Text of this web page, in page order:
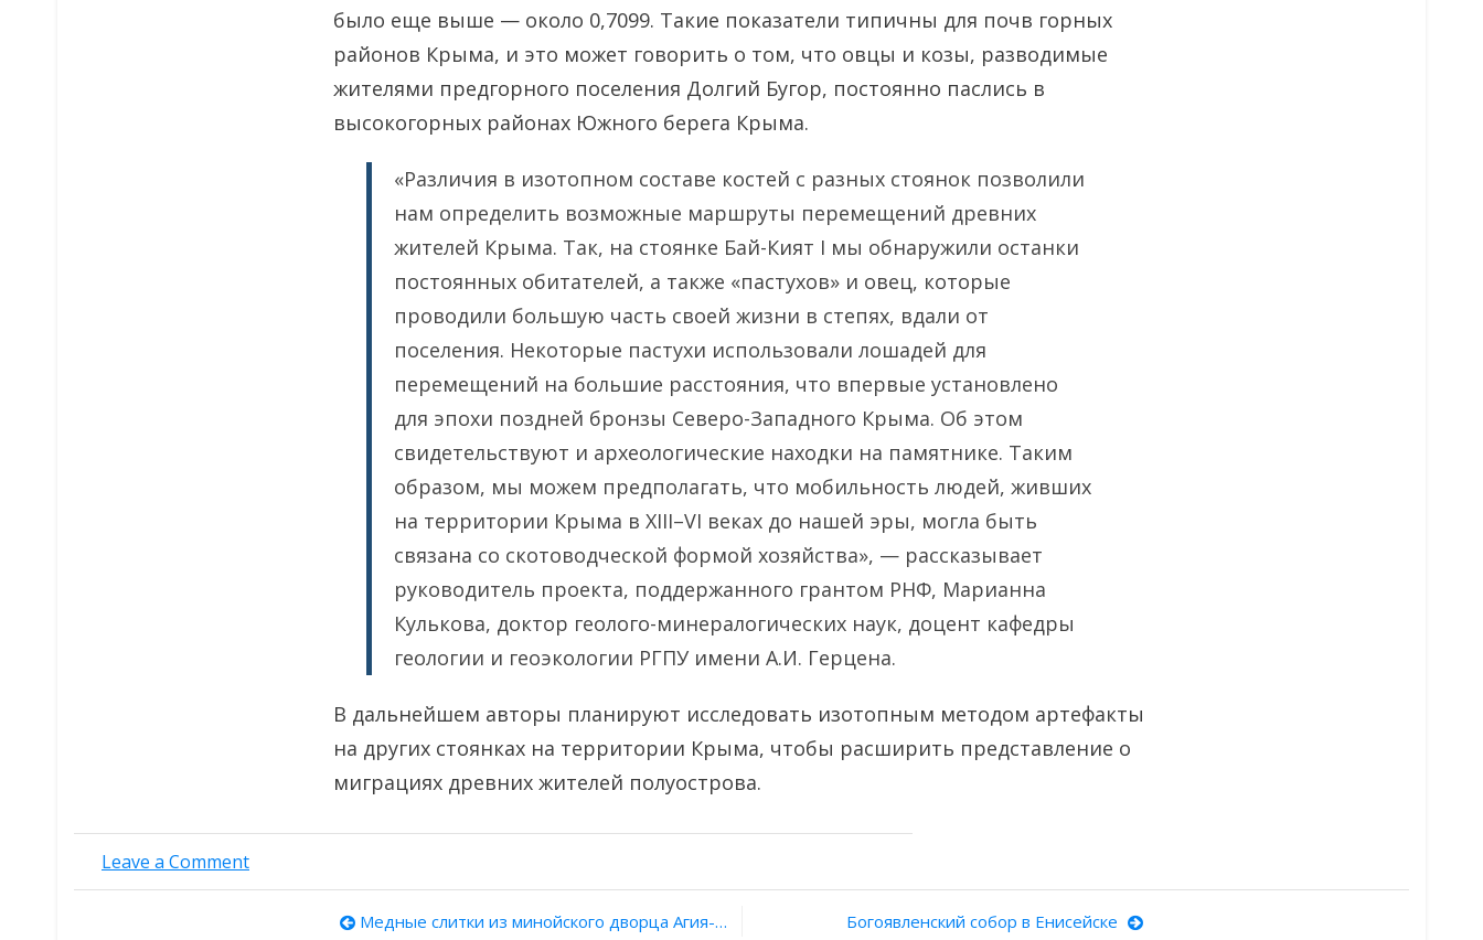
было еще выше — около 0,7099. Такие показатели типичны для почв горных
районов Крыма, и это может говорить о том, что овцы и козы, разводимые
жителями предгорного поселения Долгий Бугор, постоянно паслись в
высокогорных районах Южного берега Крыма.
«Различия в изотопном составе костей с разных стоянок позволили
нам определить возможные маршруты перемещений древних
жителей Крыма. Так, на стоянке Бай-Кият I мы обнаружили останки
постоянных обитателей, а также «пастухов» и овец, которые
проводили большую часть своей жизни в степях, вдали от
поселения. Некоторые пастухи использовали лошадей для
перемещений на большие расстояния, что впервые установлено
для эпохи поздней бронзы Северо-Западного Крыма. Об этом
свидетельствуют и археологические находки на памятнике. Таким
образом, мы можем предполагать, что мобильность людей, живших
на территории Крыма в XIII–VI веках до нашей эры, могла быть
связана со скотоводческой формой хозяйства», — рассказывает
руководитель проекта, поддержанного грантом РНФ, Марианна
Кулькова, доктор геолого-минералогических наук, доцент кафедры
геологии и геоэкологии РГПУ имени А.И. Герцена.
В дальнейшем авторы планируют исследовать изотопным методом артефакты
на других стоянках на территории Крыма, чтобы расширить представление о
миграциях древних жителей полуострова.
Leave a Commenton
Навигация
Медные слитки из минойского дворца Агия-Триада отлили из уральской руды Богоявленский собор в Енисейске